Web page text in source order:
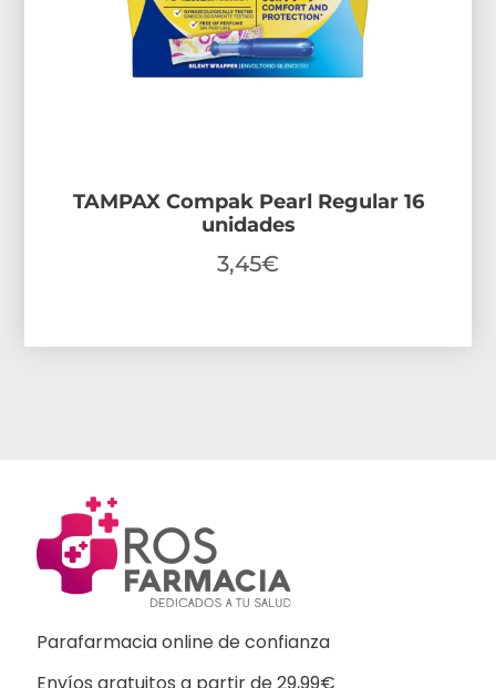
TAMPAX Compak Pearl Regular 16
unidades
3,45€
Parafarmacia online de confianza